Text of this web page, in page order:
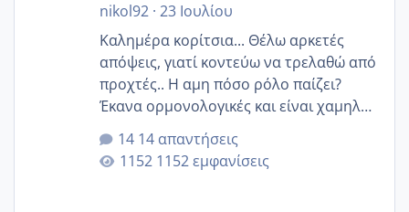
nikol92· 23 Ιουλίου
Καλημέρα κορίτσια... Θέλω αρκετές
απόψεις, γιατί κοντεύω να τρελαθώ από
προχτές.. Η αμη πόσο ρόλο παίζει?
Έκανα ορμονολογικές και είναι χαμηλή
για την ηλικία μου.. Είχα ήδη μια
εγκυμοσύνη, που έπρεπε να τερματιστεί
στην 27η εβδομάδα και προσπαθώ 7
14 απαντήσεις
1152 εμφανίσεις